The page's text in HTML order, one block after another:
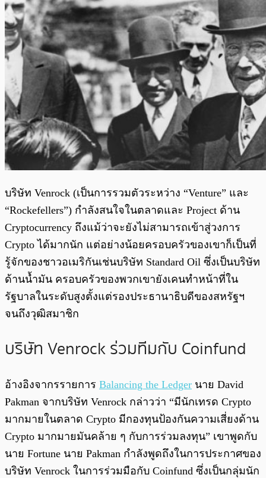
บริษัท Venrock (เป็นการรวมตัวระหว่าง “Venture” และ
“Rockefellers”) กำลังสนใจในตลาดและ Project ด้าน
Cryptocurrency ถึงแม้ว่าจะยังไม่สามารถเข้าสู่วงการ
Crypto ได้มากนัก แต่อย่างน้อยครอบครัวของเขาก็เป็นที่
รู้จักของชาวอเมริกันเช่นบริษัท Standard Oil ซึ่งเป็นบริษัท
ด้านน้ำมัน ครอบครัวของพวกเขายังเคนทำหน้าที่ใน
รัฐบาลในระดับสูงตั้งแต่รองประธานาธิบดีของสหรัฐฯ
จนถึงวุฒิสมาชิก
บริษัท Venrock ร่วมทีมกับ Coinfund
อ้างอิงจากรรายการ Balancing the Ledger นาย David
Pakman จากบริษัท Venrock กล่าวว่า “มีนักเทรด Crypto
มากมายในตลาด Crypto มีกองทุนป้องกันความเสี่ยงด้าน
Crypto มากมายมันคล้าย ๆ กับการร่วมลงทุน” เขาพูดกับ
นาย Fortune นาย Pakman กำลังพูดถึงในการประกาศของ
บริษัท Venrock ในการร่วมมือกับ Coinfund ซึ่งเป็นกลุ่มนัก